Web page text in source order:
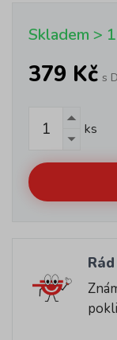
Skladem >
379 Kč s
ks